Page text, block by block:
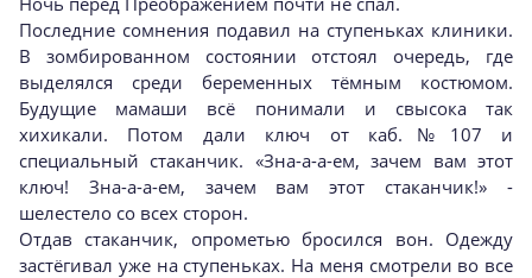
Последние сомнения подавил на ступеньках клиники.
В зомбированном состоянии отстоял очередь, где
выделялся среди беременных тёмным костюмом.
Будущие мамаши всё понимали и свысока так
хихикали. Потом дали ключ от каб.№107 и
специальный стаканчик. «Зна-а-а-ем, зачем вам этот
ключ! Зна-а-а-ем, зачем вам этот стаканчик!» -
шелестело со всех сторон.
Отдав стаканчик, опрометью бросился вон. Одежду
застёгивал уже на ступеньках. На меня смотрели во все